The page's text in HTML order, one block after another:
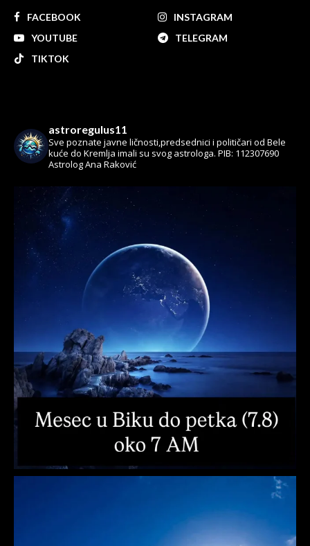
FACEBOOK
INSTAGRAM
YOUTUBE
TELEGRAM
TIKTOK
astroregulus11
Sve poznate javne ličnosti,predsednici i političari od Bele
kuće do Kremlja imali su svog astrologa. PIB: 112307690
Astrolog Ana Raković